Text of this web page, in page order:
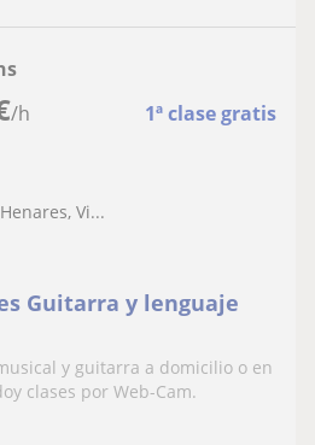
/h 1ª clase gratis
Vi...
Guitarra y lenguaje
y guitarra a domicilio o en
clases por Web-Cam.